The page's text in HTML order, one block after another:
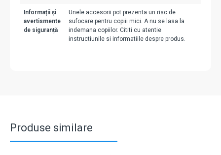
Informații și
avertismente
de siguranță
Unele accesorii pot prezenta un risc de
sufocare pentru copiii mici. A nu se lasa la
indemana copiilor. Cititi cu atentie
instructiunile si informatiile despre produs.
Produse similare